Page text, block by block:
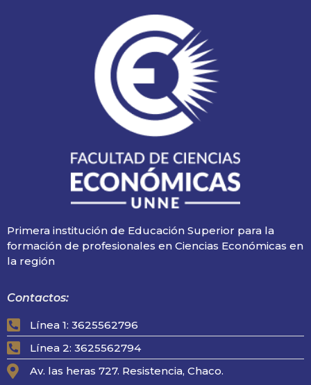
Primera institución de Educación Superior para la
formación de profesionales en Ciencias Económicas en
la región
Contactos:
Línea 1: 3625562796
Línea 2: 3625562794
Av. las heras 727. Resistencia, Chaco.